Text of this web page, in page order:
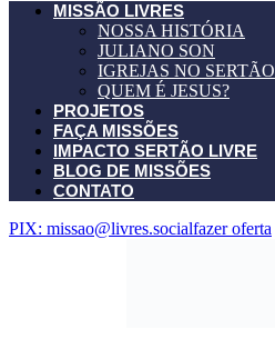
MISSÃO LIVRES
NOSSA HISTÓRIA
JULIANO SON
IGREJAS NO SERTÃO
QUEM É JESUS?
PROJETOS
FAÇA MISSÕES
IMPACTO SERTÃO LIVRE
BLOG DE MISSÕES
CONTATO
PIX: missao@livres.socialfazer oferta